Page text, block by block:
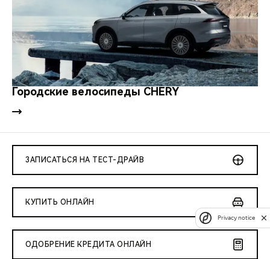
Городские велосипеды CHERY
ЗАПИСАТЬСЯ НА ТЕСТ-ДРАЙВ
КУПИТЬ ОНЛАЙН
ОДОБРЕНИЕ КРЕДИТА ОНЛАЙН
Privacy notice